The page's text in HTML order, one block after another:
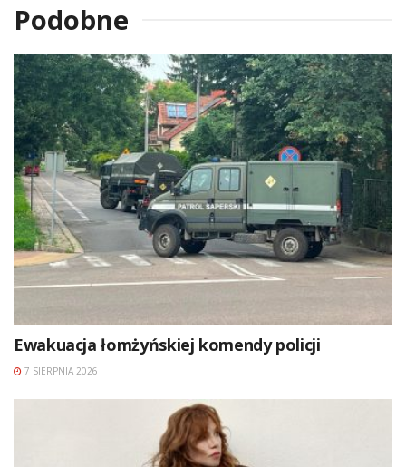
Podobne
Ewakuacja łomżyńskiej komendy policji
7 SIERPNIA 2026